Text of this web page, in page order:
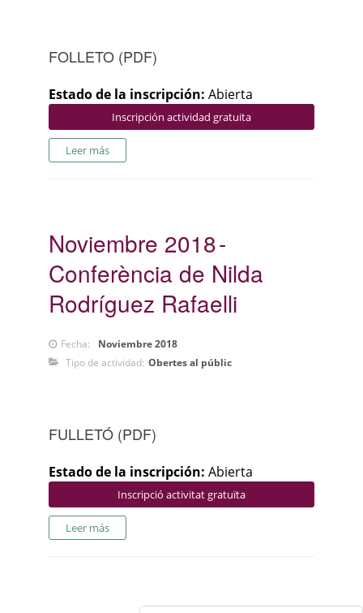
FOLLETO (PDF)
Estado de la inscripción: Abierta
Inscripción actividad gratuita
Leer más
Noviembre 2018
Conferència de Nilda
Rodríguez Rafaelli
Fecha:
Noviembre 2018
Tipo de actividad: Obertes al públic
FULLETÓ (PDF)
Estado de la inscripción: Abierta
Inscripció activitat gratuïta
Leer más